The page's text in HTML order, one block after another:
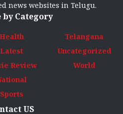
news websites in Telugu.
by Category
Health
Latest
Review
Sports
Telangana
Uncategorized
World
US